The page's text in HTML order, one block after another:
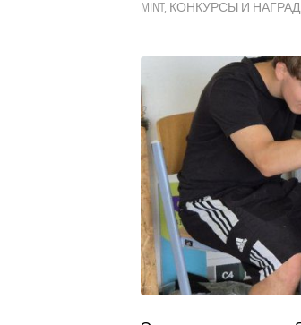
MINT, КОНКУРСЫ И